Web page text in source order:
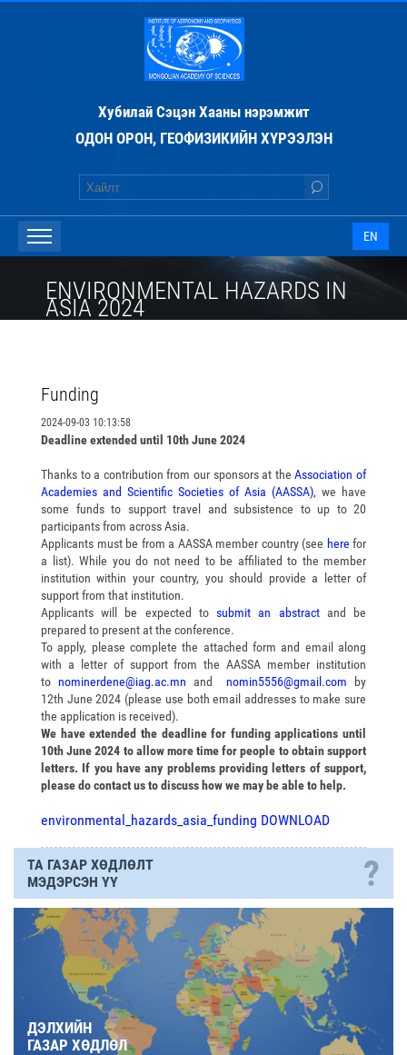
Хубилай Сэцэн Хааны нэрэмжит
ОДОН ОРОН, ГЕОФИЗИКИЙН ХҮРЭЭЛЭН
EN
ENVIRONMENTAL HAZARDS IN
ASIA 2024
Funding
2024-09-03 10:13:58
Deadline extended until 10th June 2024
Thanks to a contribution from our sponsors at theAssociation of
Academies and Scientific Societies of Asia (AASSA), we have
some funds to support travel and subsistence to up to 20
participants from across Asia.
Applicants must be from a AASSA member country (see here for
a list). While you do not need to be affiliated to the member
institution within your country, you should provide a letter of
support from that institution.
Applicants will be expected tosubmit an abstractand be
prepared to present at the conference.
To apply, please complete the attached form and email along
with a letter of support from the AASSA member institution
to nominerdene@iag.ac.mn andnomin5556@gmail.com by
12th June 2024 (please use both email addresses to make sure
the application is received).
We have extended the deadline for funding applications until
10th June 2024 to allow more time for people to obtain support
letters. If you have any problems providing letters of support,
please do contact us to discuss how we may be able to help.
environmental_hazards_asia_funding DOWNLOAD
ТА ГАЗАР ХӨДЛӨЛТ
МЭДЭРСЭН ҮҮ
?
ДЭЛХИЙН
ГАЗАР ХӨДЛӨЛ